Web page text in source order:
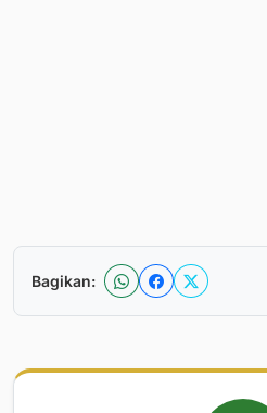
Bagikan: